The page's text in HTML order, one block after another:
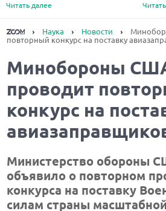
Читать далее
Наука Новости
повторный конкурс на поставку
Минобороны
проводит
конкурс на
Министерство обороны
объявило о повторном
конкурса на поставку
силам страны